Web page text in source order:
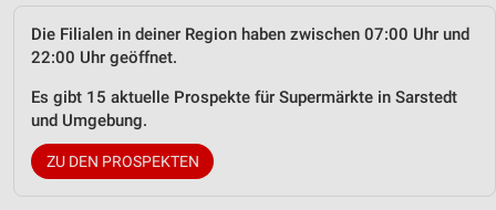
Die Filialen in deiner Region haben zwischen 07:00 Uhr und
22:00 Uhr geöffnet.
Es gibt 15 aktuelle Prospekte für Supermärkte in Sarstedt
und Umgebung.
ZU DEN PROSPEKTEN